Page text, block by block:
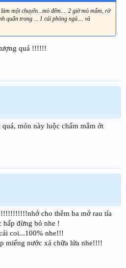
một chuyến...mò đêm.... 2 giờ mò mẫm, rờ
quẩn trong ... 1 cái phòng ngủ.... và
quá !!!!!!
món này luộc chấm mắm ớt
cho thêm ba mớ rau tía
hấp đừng bỏ nhe !
coi...100% nhe!!!
nước xả chữa lửa nhe!!!!